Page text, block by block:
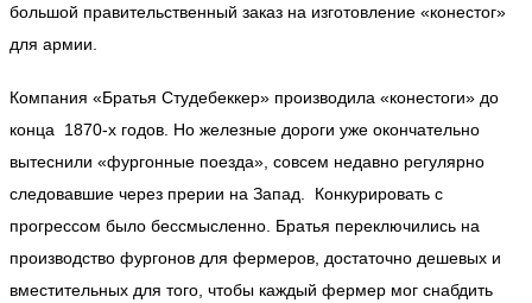
большой правительственный заказ на изготовление «конестог»
для армии.
Компания «Братья Студебеккер» производила «конестоги» до
конца 1870-х годов. Но железные дороги уже окончательно
вытеснили «фургонные поезда», совсем недавно регулярно
следовавшие через прерии на Запад. Конкурировать с
прогрессом было бессмысленно. Братья переключились на
производство фургонов для фермеров, достаточно дешевых и
вместительных для того, чтобы каждый фермер мог снабдить